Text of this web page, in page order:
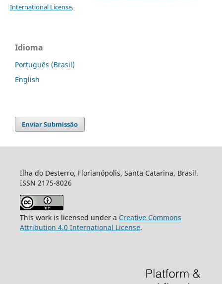
International License.
Idioma
Português (Brasil)
English
Enviar Submissão
Ilha do Desterro, Florianópolis, Santa Catarina, Brasil.
ISSN 2175-8026
This work is licensed under a Creative Commons
Attribution 4.0 International License.